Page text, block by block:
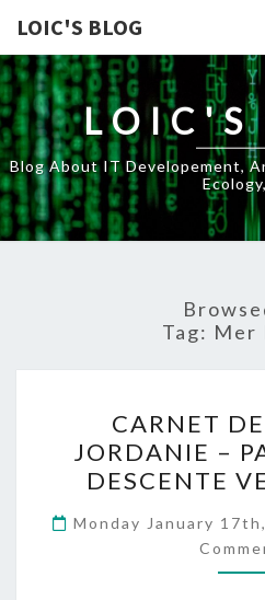
LOIC'S BLOG
LOIC'S
Blog About IT Developement,
Tag: Mer
DE
–
2
CARNET
JORDANIE –
DESCENTE
Monday January